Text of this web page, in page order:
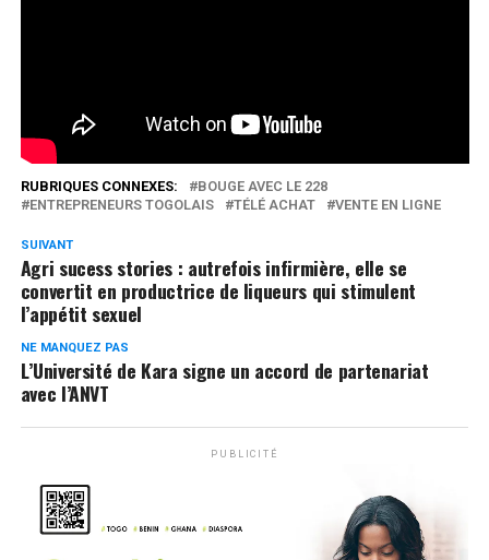
RUBRIQUES CONNEXES:
BOUGE AVEC LE 228
ENTREPRENEURS TOGOLAIS
TÉLÉ ACHAT VENTE EN LIGNE
SUIVANT
Agri sucess stories : autrefois infirmière, elle se
convertit en productrice de liqueurs qui stimulent
l’appétit sexuel
NE MANQUEZ PAS
L’Université de Kara signe un accord de partenariat
avec l’ANVT
PUBLICITÉ